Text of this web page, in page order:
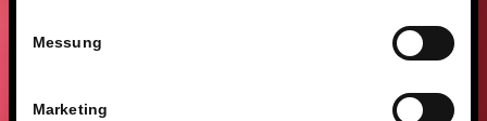
Messung
Marketing